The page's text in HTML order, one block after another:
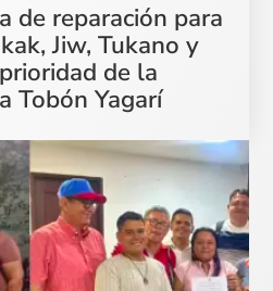
de reparación para
Jiw, Tukano y
de la
Tobón Yagarí